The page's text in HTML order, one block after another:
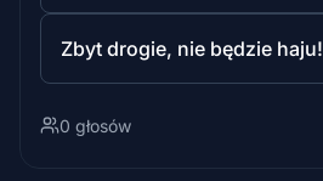
Zbyt drogie, nie będzie haju!
0 głosów